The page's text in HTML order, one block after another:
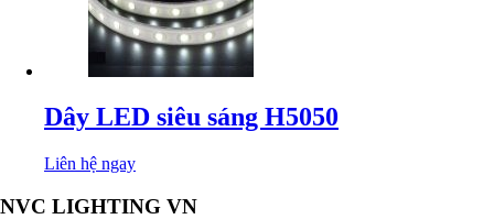
Dây LED siêu sáng H5050
Liên hệ ngay
NVC LIGHTING VN